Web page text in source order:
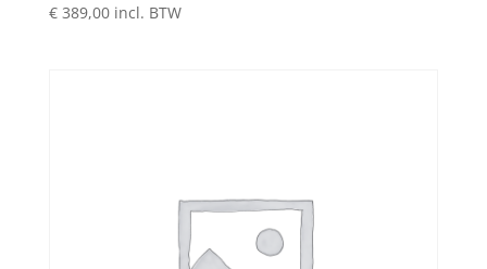
€389,00 incl. BTW